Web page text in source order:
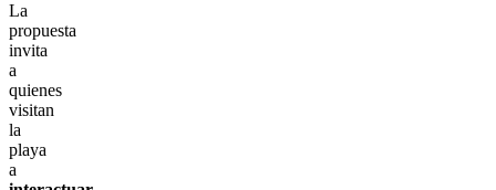
La
propuesta
invita
a
quienes
visitan
la
playa
a